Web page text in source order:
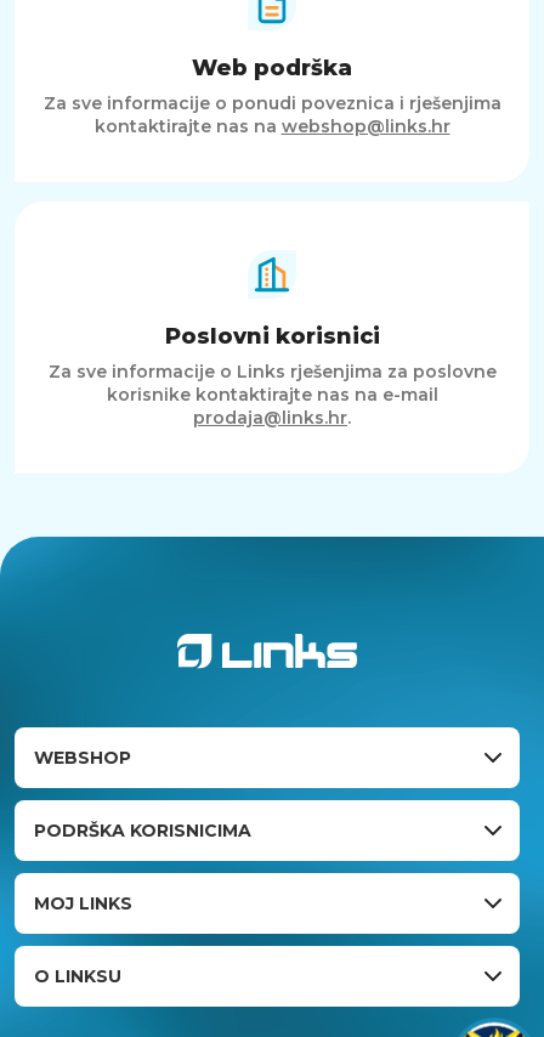
Web podrška
Za sve informacije o ponudi poveznica i rješenjima
kontaktirajte nas na webshop@links.hr
Poslovni korisnici
Za sve informacije o Links rješenjima za poslovne
korisnike kontaktirajte nas na e-mail
prodaja@links.hr.
WEBSHOP
PODRŠKA KORISNICIMA
MOJ LINKS
O LINKSU